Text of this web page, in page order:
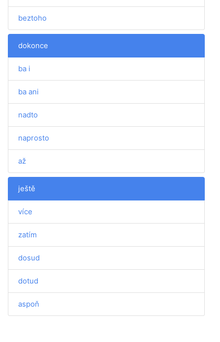
beztoho
dokonce
ba i
ba ani
nadto
naprosto
až
ještě
více
zatím
dosud
dotud
aspoň